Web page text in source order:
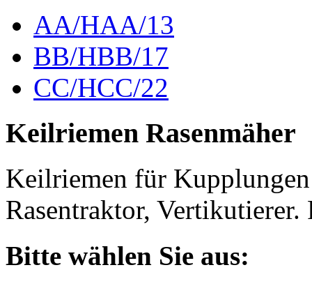
AA/HAA/13
BB/HBB/17
CC/HCC/22
Keilriemen Rasenmäher
Keilriemen für Kupplungen
Rasentraktor,
Bitte wählen Sie aus: